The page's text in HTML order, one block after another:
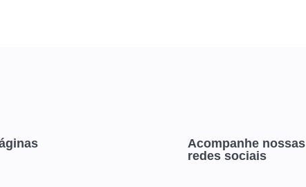
Acompanhe nossas
redes sociais